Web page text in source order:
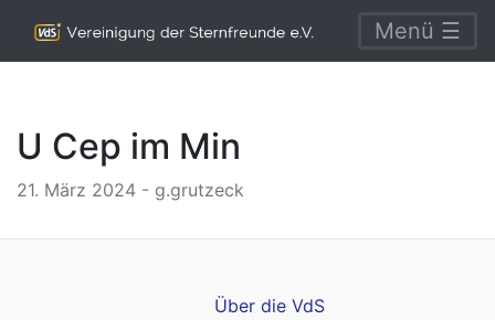
Menü ☰
U Cep im Min
21. März 2024 - g.grutzeck
Über die VdS